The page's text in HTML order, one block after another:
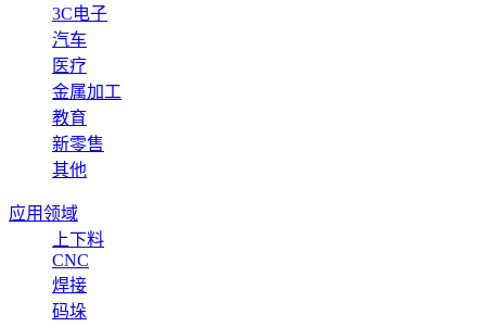
3C电子
汽车
医疗
金属加工
教育
新零售
其他
应用领域
上下料
CNC
焊接
码垛